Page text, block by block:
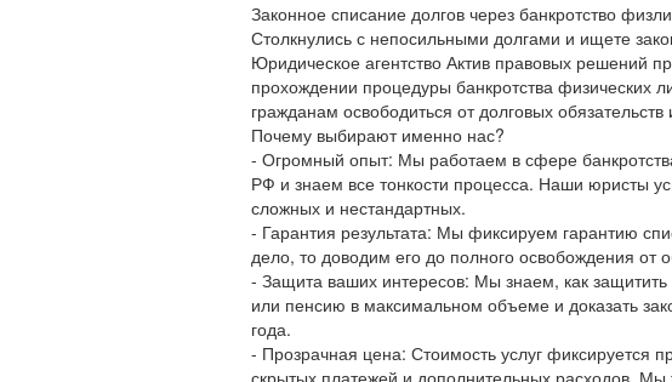
Законное списание долгов через банкротство
Столкнулись с непосильными долгами и ищете
Юридическое агентство Актив правовых решений
прохождении процедуры банкротства
гражданам освободиться от долговых обязательств
Почему выбирают именно нас?
- Огромный опыт: Мы работаем в сфере
РФ и знаем все тонкости процесса. Наши юристы
сложных и нестандартных.
- Гарантия результата: Мы фиксируем гарантию
дело, то доводим его до полного освобождения от
- Защита ваших интересов: Мы знаем, как
или пенсию в максимальном объеме и доказать
года.
- Прозрачная цена: Стоимость услуг фиксируется
скрытых платежей и дополнительных расходов.